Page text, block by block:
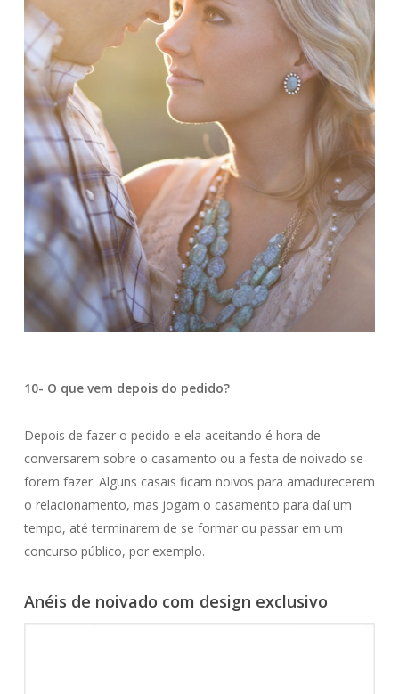
10- O que vem depois do pedido?
Depois de fazer o pedido e ela aceitando é hora de
conversarem sobre o casamento ou a festa de noivado se
forem fazer. Alguns casais ficam noivos para amadurecerem
o relacionamento, mas jogam o casamento para daí um
tempo, até terminarem de se formar ou passar em um
concurso público, por exemplo.
Anéis de noivado com design exclusivo